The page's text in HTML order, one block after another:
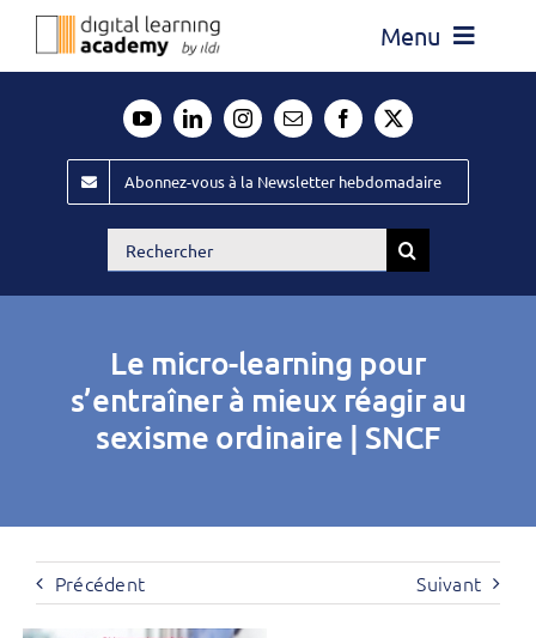
Passer
Menu
Évènements ILDI
Offres d’emploi
Abonnez-vous à la Newsletter hebdomadaire
Rechercher:
Le micro-learning pour
s’entraîner à mieux réagir au
sexisme ordinaire | SNCF
Précédent Suivant